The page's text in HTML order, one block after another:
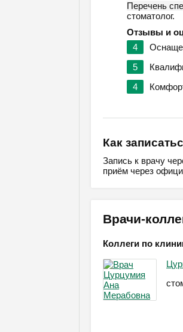
Перечень
стоматолог.
Отзывы и
4
5
4
Как
Запись к врачу
приём через
Врачи-
Коллеги по